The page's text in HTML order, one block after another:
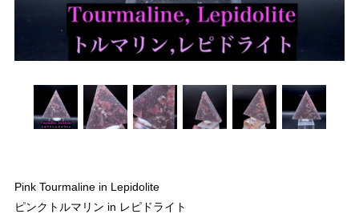
Pink Tourmaline in Lepidolite
ピンクトルマリン in レピドライト